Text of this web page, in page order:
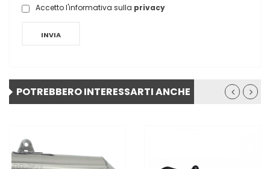
Accetto l'informativa sulla privacy
INVIA
POTREBBERO INTERESSARTI ANCHE